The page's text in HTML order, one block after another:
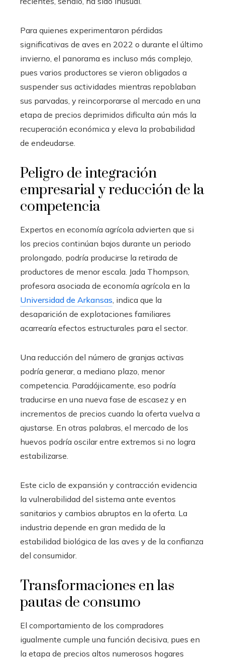
Para quienes experimentaron pérdidas
significativas de aves en 2022 o durante el último
invierno, el panorama es incluso más complejo,
pues varios productores se vieron obligados a
suspender sus actividades mientras repoblaban
sus parvadas, y reincorporarse al mercado en una
etapa de precios deprimidos dificulta aún más la
recuperación económica y eleva la probabilidad
de endeudarse.
Peligro de integración
empresarial y reducción de la
competencia
Expertos en economía agrícola advierten que si
los precios continúan bajos durante un periodo
prolongado, podría producirse la retirada de
productores de menor escala. Jada Thompson,
profesora asociada de economía agrícola en la
Universidad de Arkansas , indica que la
desaparición de explotaciones familiares
acarrearía efectos estructurales para el sector.
Una reducción del número de granjas activas
podría generar, a mediano plazo, menor
competencia. Paradójicamente, eso podría
traducirse en una nueva fase de escasez y en
incrementos de precios cuando la oferta vuelva a
ajustarse. En otras palabras, el mercado de los
huevos podría oscilar entre extremos si no logra
estabilizarse.
Este ciclo de expansión y contracción evidencia
la vulnerabilidad del sistema ante eventos
sanitarios y cambios abruptos en la oferta. La
industria depende en gran medida de la
estabilidad biológica de las aves y de la confianza
del consumidor.
Transformaciones en las
pautas de consumo
El comportamiento de los compradores
igualmente cumple una función decisiva, pues en
la etapa de precios altos numerosos hogares